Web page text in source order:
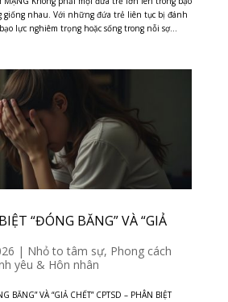
giống nhau. Với những đứa trẻ liên tục bị đánh
lực nghiêm trọng hoặc sống trong nỗi sợ...
“ĐÓNG BĂNG” VÀ “GIẢ
| Nhỏ to tâm sự, Phong cách
yêu & Hôn nhân
BĂNG” VÀ “GIẢ CHẾT” CPTSD – PHÂN BIỆT